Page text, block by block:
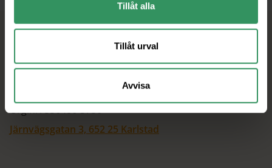
Tillåt alla
Tillåt urval
Avvisa
Org.nr: 556486-3750
Järnvägsgatan 3, 652 25 Karlstad